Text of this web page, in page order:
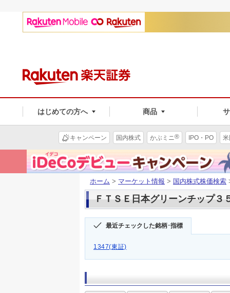
はじめての方へ 商品
キャンペーン 国内株式 かぶミニ® IPO・PO
ホーム > マーケット情報 > 国内株式株価検索
ＦＴＳＥ日本グリーンチップ３
最近チェックした銘柄･指標
1347(東証)